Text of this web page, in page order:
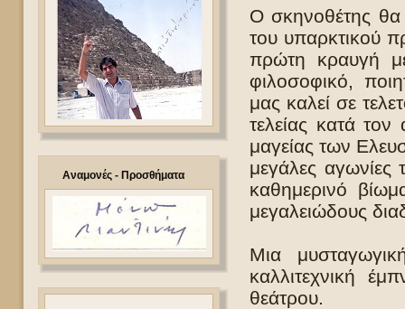
Αναμονές - Προσθήματα
Ο σκηνοθέτης θα
του υπαρκτικού
πρώτη κραυγή
φιλοσοφικό,
μας καλεί σε
τελείας κατά
μαγείας των
μεγάλες
καθημερινό
μεγαλειώδους
Μια
καλλιτεχνική
θεάτρου.